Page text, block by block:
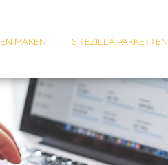
MAKEN SITEZILLA PAKKETTEN